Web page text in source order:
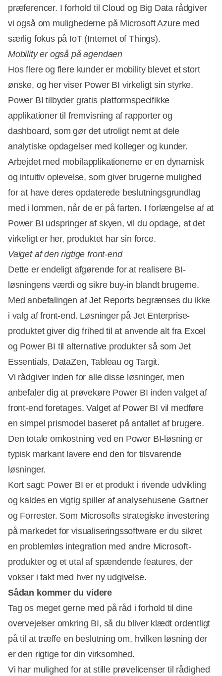
præferencer. I forhold til Cloud og Big Data rådgiver
vi også om mulighederne på Microsoft Azure med
særlig fokus på IoT (Internet of Things).
Mobility er også på agendaen
Hos flere og flere kunder er mobility blevet et stort
ønske, og her viser Power BI virkeligt sin styrke.
Power BI tilbyder gratis platformspecifikke
applikationer til fremvisning af rapporter og
dashboard, som gør det utroligt nemt at dele
analytiske opdagelser med kolleger og kunder.
Arbejdet med mobilapplikationerne er en dynamisk
og intuitiv oplevelse, som giver brugerne mulighed
for at have deres opdaterede beslutningsgrundlag
med i lommen, når de er på farten. I forlængelse af at
Power BI udspringer af skyen, vil du opdage, at det
virkeligt er her, produktet har sin force.
Valget af den rigtige front-end
Dette er endeligt afgørende for at realisere BI-
løsningens værdi og sikre buy-in blandt brugerne.
Med anbefalingen af Jet Reports begrænses du ikke
i valg af front-end. Løsninger på Jet Enterprise-
produktet giver dig frihed til at anvende alt fra Excel
og Power BI til alternative produkter så som Jet
Essentials, DataZen, Tableau og Targit.
Vi rådgiver inden for alle disse løsninger, men
anbefaler dig at prøvekøre Power BI inden valget af
front-end foretages. Valget af Power BI vil medføre
en simpel prismodel baseret på antallet af brugere.
Den totale omkostning ved en Power BI-løsning er
typisk markant lavere end den for tilsvarende
løsninger.
Kort sagt: Power BI er et produkt i rivende udvikling
og kaldes en vigtig spiller af analysehusene Gartner
og Forrester. Som Microsofts strategiske investering
på markedet for visualiseringssoftware er du sikret
en problemløs integration med andre Microsoft-
produkter og et utal af spændende features, der
vokser i takt med hver ny udgivelse.
Sådan kommer du videre
Tag os meget gerne med på råd i forhold til dine
overvejelser omkring BI, så du bliver klædt ordentligt
på til at træffe en beslutning om, hvilken løsning der
er den rigtige for din virksomhed.
Vi har mulighed for at stille prøvelicenser til rådighed